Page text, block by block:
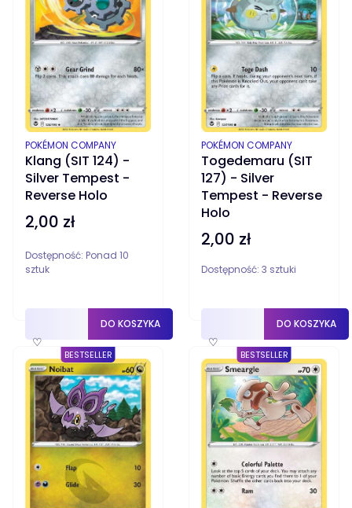
Klang (SIT 124) -
Silver Tempest -
Reverse Holo
PRODUCENT
POKÉMON COMPANY
Cena
2,00 zł
Dostępność: Ponad 10
sztuk
♡
DO KOSZYKA
Togedemaru (SIT
127) - Silver
Tempest - Reverse
Holo
PRODUCENT
POKÉMON COMPANY
Cena
2,00 zł
Dostępność: 3 sztuki
♡
DO KOSZYKA
BESTSELLER BESTSELLER